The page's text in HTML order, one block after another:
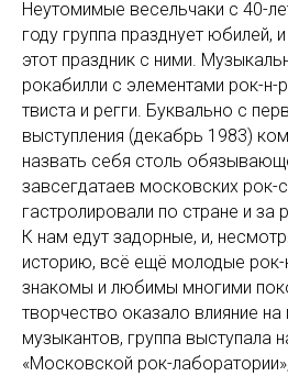
Неутомимые весельчаки с 40-
году группа празднует юбилей,
этот праздник с ними.
рокабилли с элементами рок-н-
твиста и регги. Буквально с
выступления (декабрь 1983)
назвать себя столь
завсегдатаев московских рок-
гастролировали по стране и за
К нам едут задорные, и,
историю, всё ещё молодые рок-
знакомы и любимы многими
творчество оказало влияние
музыкантов, группа выступала
«Московской рок-